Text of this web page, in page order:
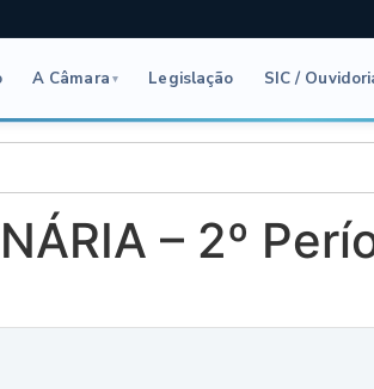
A Câmara ▾ Legislação SIC /
– 2º